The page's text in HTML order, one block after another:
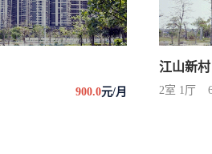
900.0元/月
江山新村
2室 1厅